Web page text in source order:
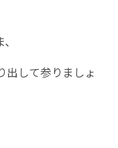
出して参りましょ